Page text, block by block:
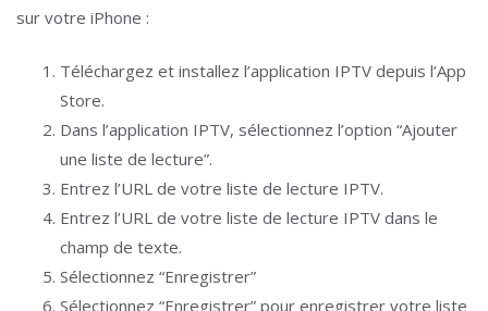
sur votre iPhone :
Téléchargez et installez l’application IPTV depuis l’App
Store.
Dans l’application IPTV, sélectionnez l’option “Ajouter
une liste de lecture”.
Entrez l’URL de votre liste de lecture IPTV.
Entrez l’URL de votre liste de lecture IPTV dans le
champ de texte.
Sélectionnez “Enregistrer”
Sélectionnez “Enregistrer” pour enregistrer votre liste